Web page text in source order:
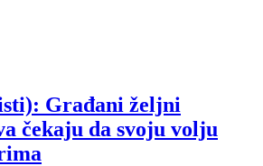
Građani željni
čekaju da svoju volju